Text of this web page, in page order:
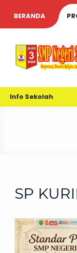
BERANDA
Info Sekolah
SP